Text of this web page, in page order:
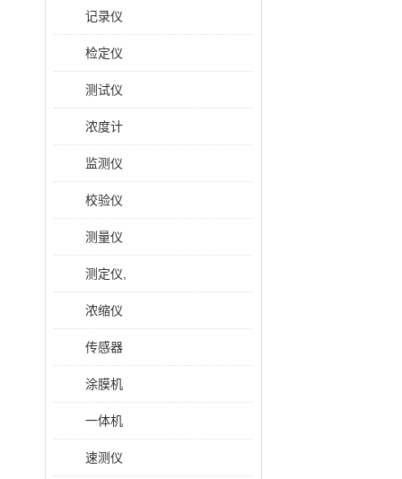
记录仪
检定仪
测试仪
浓度计
监测仪
校验仪
测量仪
测定仪,
浓缩仪
传感器
涂膜机
一体机
速测仪